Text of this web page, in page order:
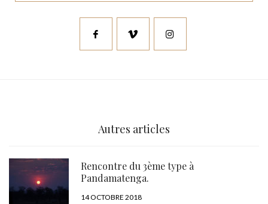
Autres articles
Rencontre du 3ème type à
Pandamatenga.
PUBLIÉ
14 OCTOBRE 2018